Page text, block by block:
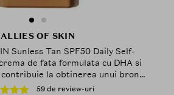
ALLIES OF SKIN
Sunless Tan SPF50 Daily Self-
de fata formulata cu DHA si
la obtinerea unui bronz
expunere la soare, Tinted
59 de review-uri